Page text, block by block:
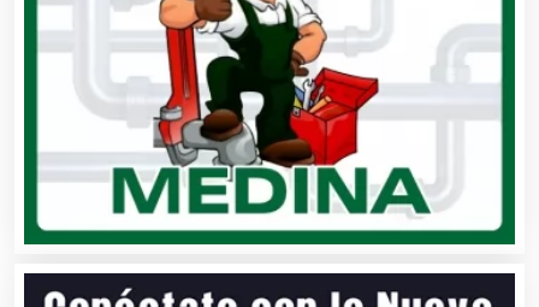
Centros Turísticos
Cerrajerías
Cibercafés